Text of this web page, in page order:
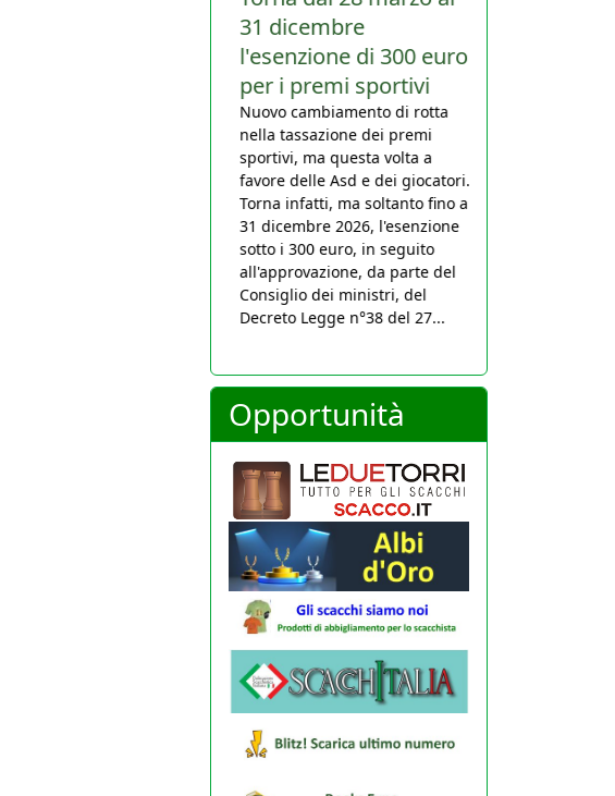
31 dicembre
l'esenzione di 300 euro
per i premi sportivi
Nuovo cambiamento di rotta
nella tassazione dei premi
sportivi, ma questa volta a
favore delle Asd e dei giocatori.
Torna infatti, ma soltanto fino al
31 dicembre 2026, l'esenzione
sotto i 300 euro, in seguito
all'approvazione, da parte del
Consiglio dei ministri, del
Decreto Legge n°38 del 27...
Opportunità